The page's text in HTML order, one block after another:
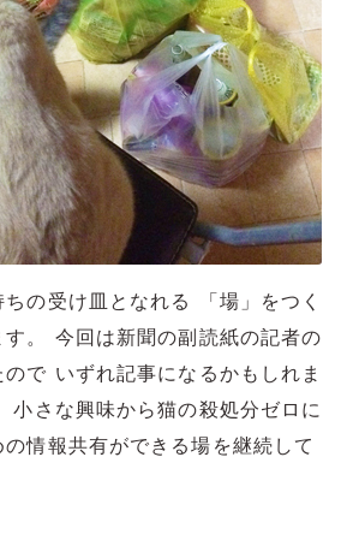
の受け皿となれる 「場」をつく
す。 今回は新聞の副読紙の記者の
で いずれ記事になるかもしれま
小さな興味から猫の殺処分ゼロに
情報共有ができる場を継続して